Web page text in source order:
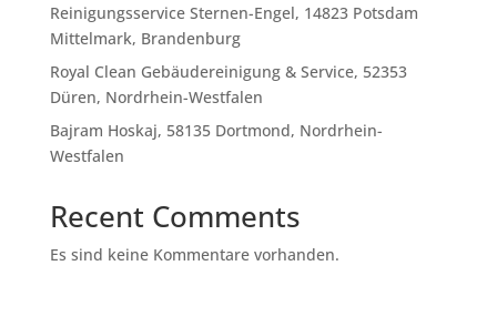
Reinigungsservice Sternen-Engel, 14823 Potsdam
Mittelmark, Brandenburg
Royal Clean Gebäudereinigung & Service, 52353
Düren, Nordrhein-Westfalen
Bajram Hoskaj, 58135 Dortmond, Nordrhein-
Westfalen
Recent Comments
Es sind keine Kommentare vorhanden.